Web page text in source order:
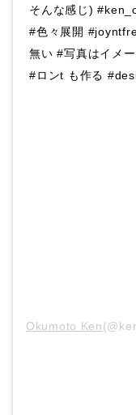
そんな感じ)
#色々展開
無い #写真はイメ
#ロンt も作る
Okumoto Ken